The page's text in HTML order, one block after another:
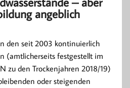
angeblich
den seit 2003 kontinuierlich
(amtlicherseits festgestellt im
zu den Trockenjahren 2018/19)
oder steigenden